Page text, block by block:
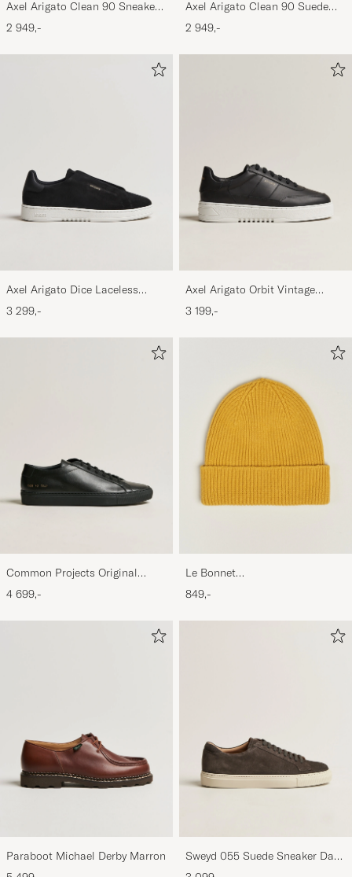
Axel Arigato Clean 90 Sneaker
Black
2 949,-
Axel Arigato Clean 90 Suede
Sneaker Black
2 949,-
Axel Arigato Dice Laceless
Suede Sneaker Black
3 299,-
Axel Arigato Orbit Vintage
Sneaker Black
3 199,-
Common Projects Original
Achilles Sneaker Black
4 699,-
Le Bonnet
Lambswool/Caregora Beanie
Mustard
849,-
Paraboot Michael Derby Marron
Sweyd 055 Suede Sneaker Dark
Grey